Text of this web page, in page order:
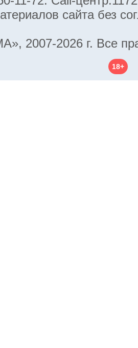
сайта без
2007-2026 г. Все
18+